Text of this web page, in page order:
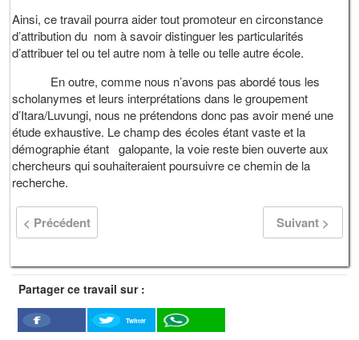
Ainsi, ce travail pourra aider tout promoteur en circonstance
d’attribution du nom à savoir distinguer les particularités
d’attribuer tel ou tel autre nom à telle ou telle autre école.
En outre, comme nous n’avons pas abordé tous les
scholanymes et leurs interprétations dans le groupement
d’Itara/Luvungi, nous ne prétendons donc pas avoir mené une
étude exhaustive. Le champ des écoles étant vaste et la
démographie étant galopante, la voie reste bien ouverte aux
chercheurs qui souhaiteraient poursuivre ce chemin de la
recherche.
< Précédent Suivant >
Partager ce travail sur :
Facebook
Twitter